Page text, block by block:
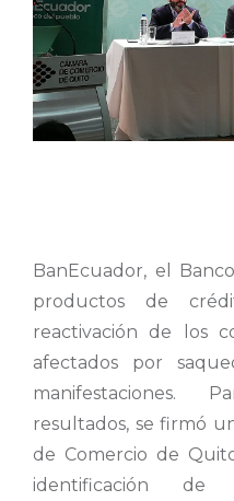
BanEcuador, el
productos de
reactivación de los
afectados por
manifestaciones.
resultados, se firmó
de Comercio de
identificación